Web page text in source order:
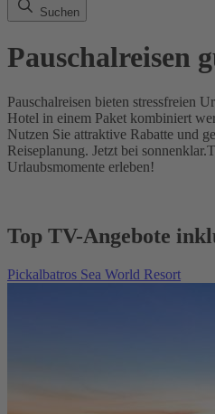
Suchen
Pauschalreisen
Pauschalreisen bieten stressfreien
Hotel in einem Paket kombiniert
Nutzen Sie attraktive Rabatte und
Reiseplanung. Jetzt bei
Urlaubsmomente erleben!
Top TV-Angebote
Pickalbatros Sea World Resort